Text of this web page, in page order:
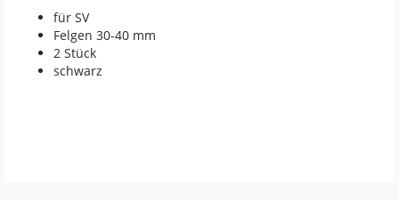
für SV
Felgen 30-40 mm
2 Stück
schwarz